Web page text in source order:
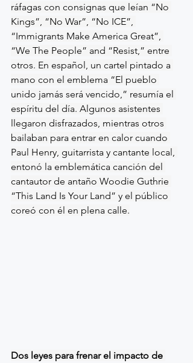
ráfagas con consignas que leían “No
Kings”, “No War”, “No ICE”,
“Immigrants Make America Great”,
“We The People” and “Resist,” entre
otros. En español, un cartel pintado a
mano con el emblema “El pueblo
unido jamás será vencido,” resumía el
espíritu del día. Algunos asistentes
llegaron disfrazados, mientras otros
bailaban para entrar en calor cuando
Paul Henry, guitarrista y cantante local,
entonó la emblemática canción del
cantautor de antaño Woodie Guthrie
“This Land Is Your Land” y el público
coreó con él en plena calle.
Dos leyes para frenar el impacto de